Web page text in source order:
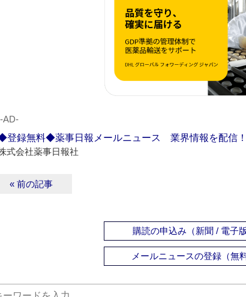
‐AD‐
登録無料◆薬事日報メールニュース 業界情報を配信！
式会社薬事日報社
« 前の記事
購読の申込み（新聞 / 電子版
メールニュースの登録（無料